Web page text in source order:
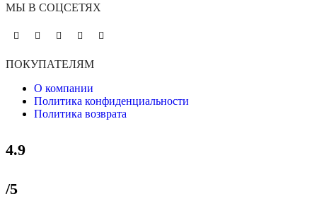
МЫ В СОЦСЕТЯХ
ПОКУПАТЕЛЯМ
О компании
Политика конфиденциальности
Политика возврата
4.9
/5